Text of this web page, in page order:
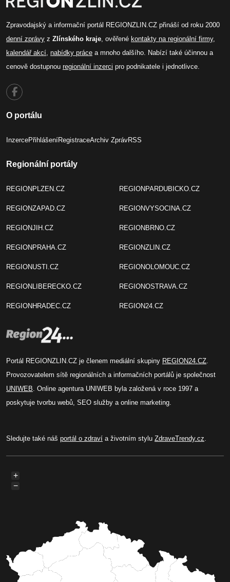
Zpravodajský a informační portál REGIONZLIN.CZ přináší od roku 2000
denní zprávy z Zlínského kraje, ověřené kontakty na regionální firmy,
kalendář akcí, nabídky práce a mnoho dalšího. Nabízí také účinnou a
cenově dostupnou regionální inzerci pro podnikatele i jednotlivce.
O portálu
InzercePřihlášeníRegistraceArchiv ZprávRSS
Regionální portály
REGIONPLZEN.CZ
REGIONZAPAD.CZ
REGIONJIH.CZ
REGIONPRAHA.CZ
REGIONUSTI.CZ
REGIONLIBERECKO.CZ
REGIONHRADEC.CZ
REGIONPARDUBICKO.CZ
REGIONVYSOCINA.CZ
REGIONBRNO.CZ
REGIONZLIN.CZ
REGIONOLOMOUC.CZ
REGIONOSTRAVA.CZ
REGION24.CZ
Portál REGIONZLIN.CZ je členem mediální skupiny REGION24.CZ.
Provozovatelem sítě regionálních a informačních portálů je společnost
UNIWEB. Online agentura UNIWEB byla založená v roce 1997 a
poskytuje tvorbu webů, SEO služby a online marketing.
Sledujte také náš portál o zdraví a životním stylu ZdraveTrendy.cz.
+
−